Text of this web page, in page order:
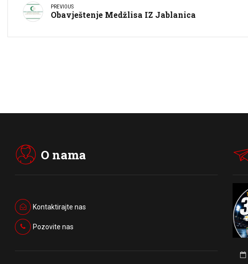
PREVIOUS
Obavještenje Medžlisa IZ Jablanica
O nama
Kontaktirajte nas
Pozovite nas